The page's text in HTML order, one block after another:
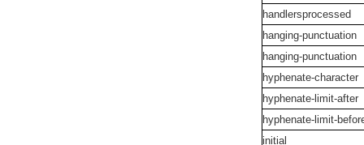
handlersprocessed
hanging-punctuation
hanging-punctuation
hyphenate-character
hyphenate-limit-after
hyphenate-limit-
initial